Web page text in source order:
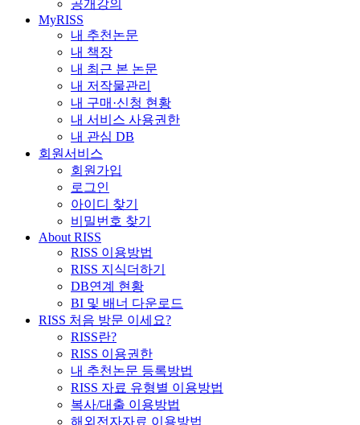
공개강의
MyRISS
내 추천논문
내 책장
내 최근 본 논문
내 저작물관리
내 구매·신청 현황
내 서비스 사용권한
내 관심 DB
회원서비스
회원가입
로그인
아이디 찾기
비밀번호 찾기
About RISS
RISS 이용방법
RISS 지식더하기
DB연계 현황
BI 및 배너 다운로드
RISS 처음 방문 이세요?
RISS란?
RISS 이용권한
내 추천논문 등록방법
RISS 자료 유형별 이용방법
복사/대출 이용방법
해외전자자료 이용방법